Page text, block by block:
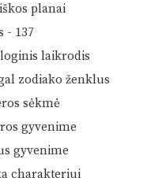
planai
- 137
laikrodis
zodiako ženklus
sėkmė
gyvenime
gyvenime
charakteriui